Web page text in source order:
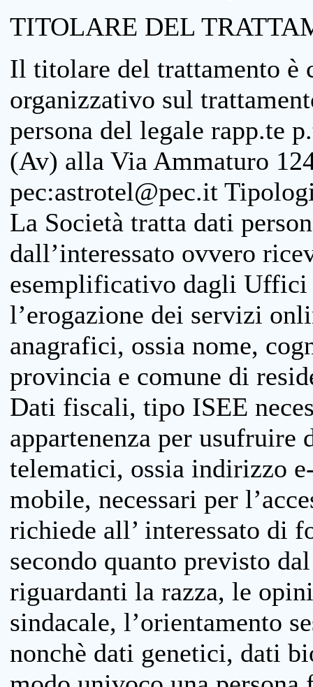
TITOLARE DEL
Il titolare del trattamento è
organizzativo sul
persona del legale rapp.te
(Av) alla Via Ammaturo
pec:astrotel@pec.it
La Società tratta dati
dall’interessato ovvero
esemplificativo dagli
l’erogazione dei servizi
anagrafici, ossia nome,
provincia e comune di
Dati fiscali, tipo ISEE
appartenenza per
telematici, ossia indirizzo
mobile, necessari per
richiede all’ interessato di
secondo quanto previsto
riguardanti la razza, le
sindacale, l’orientamento
nonchè dati genetici, dati